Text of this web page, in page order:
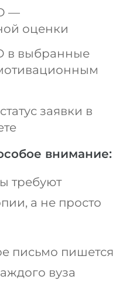
—
оценки
в выбранные
заявки в
внимание:
требуют
а не просто
письмо пишется
вуза